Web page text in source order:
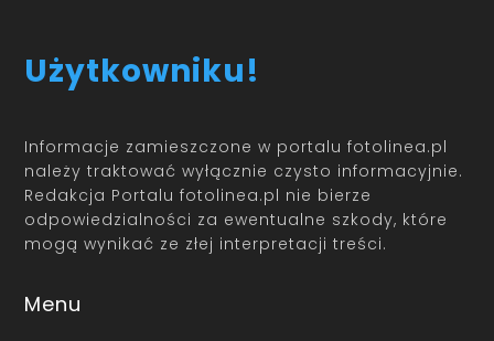
Użytkowniku!
Informacje zamieszczone w portalu fotolinea.pl
należy traktować wyłącznie czysto informacyjnie.
Redakcja Portalu fotolinea.pl nie bierze
odpowiedzialności za ewentualne szkody, które
mogą wynikać ze złej interpretacji treści.
Menu